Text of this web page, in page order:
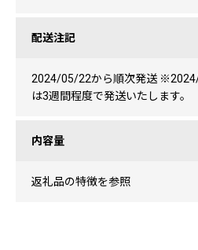
配送注記
2024/05/22から順次発送
は3週間程度で発送いたします。
内容量
返礼品の特徴を参照